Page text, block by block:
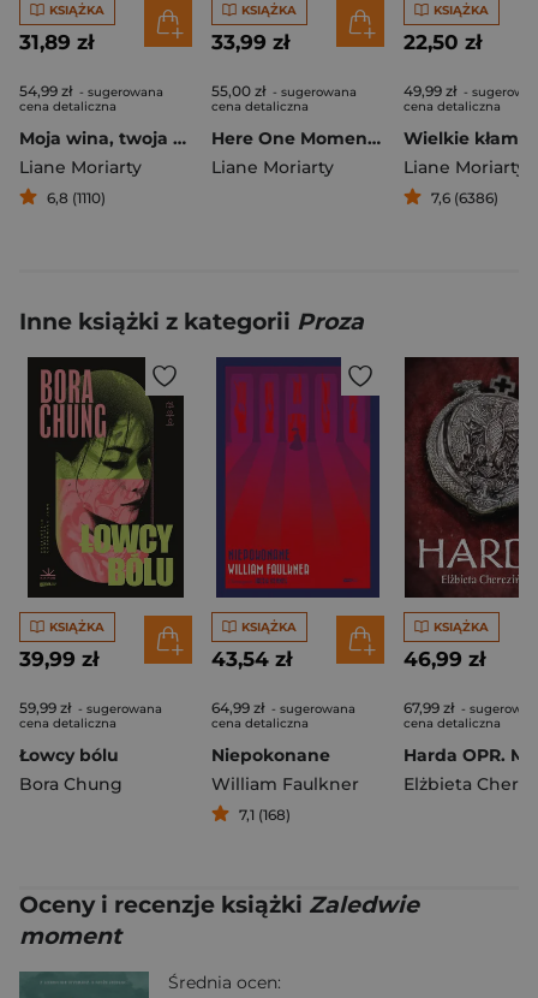
KSIĄŻKA
31,89 zł
54,99 zł - sugerowana
cena detaliczna
Moja wina, twoja wina
Liane Moriarty
6,8 (1110)
KSIĄŻKA
33,99 zł
55,00 zł - sugerowana
cena detaliczna
Here One Moment wer. angielska
Liane Moriarty
KSIĄŻKA
22,50 zł
49,99 zł -
cena detaliczna
Liane Moriarty
7,6 (6386)
Inne książki z kategorii Proza
KSIĄŻKA
39,99 zł
59,99 zł - sugerowana
cena detaliczna
Łowcy bólu
Bora Chung
KSIĄŻKA
43,54 zł
64,99 zł - sugerowana
cena detaliczna
Niepokonane
William Faulkner
7,1 (168)
KSIĄŻKA
46,99 zł
67,99 zł -
cena detaliczna
Harda OPR.
Oceny i recenzje książki Zaledwie
moment
Średnia ocen: